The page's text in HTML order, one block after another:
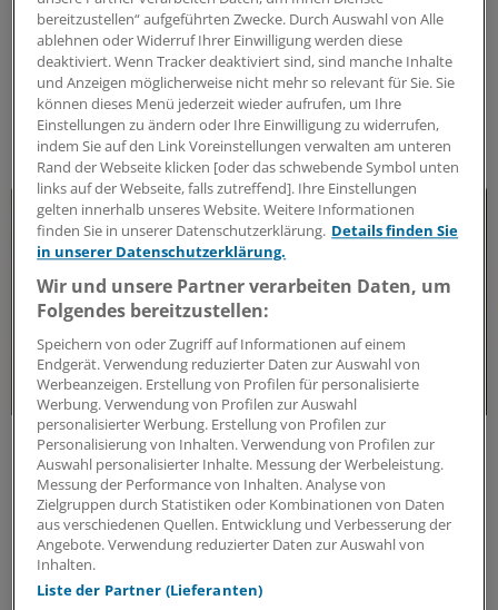
Die EAU hat ihre HWI-Leitlinie aktualisiert.
Änderungen betreffen Klassifikation, Diagnostik und
Therapie der Zystitis. Zudem wird ein weiteres
Antibiotikum als Mittel der 1. Wahl empfohlen.
ANZEIGE | MIP Pharma GmbH
Evidenz, Resistenz & Wirksamkeit
Therapie bei unkomplizierter Zystitis
Aktuelle Erkenntnisse zur Prophylaxe rezidivierender
Harnwegsinfekte, Resistenztrends bei E. coli und zur
Wirksamkeit bewährter Antibiotika – basierend auf
Real-World-Daten und Leitlinienempfehlungen.
ANZEIGE|MIP Pharma GmbH
bereitzustellen“ aufgeführten Zwecke. Durch Auswahl von Alle
ablehnen oder Widerruf Ihrer Einwilligung werden diese
deaktiviert. Wenn Tracker deaktiviert sind, sind manche Inhalte
und Anzeigen möglicherweise nicht mehr so relevant für Sie. Sie
können dieses Menü jederzeit wieder aufrufen, um Ihre
Einstellungen zu ändern oder Ihre Einwilligung zu widerrufen,
indem Sie auf den Link Voreinstellungen verwalten am unteren
Rand der Webseite klicken [oder das schwebende Symbol unten
links auf der Webseite, falls zutreffend]. Ihre Einstellungen
gelten innerhalb unseres Website. Weitere Informationen
finden Sie in unserer Datenschutzerklärung. Details finden Sie
in unserer Datenschutzerklärung.
Wir und unsere Partner verarbeiten Daten, um
Folgendes bereitzustellen:
Speichern von oder Zugriff auf Informationen auf einem
Endgerät. Verwendung reduzierter Daten zur Auswahl von
Werbeanzeigen. Erstellung von Profilen für personalisierte
Werbung. Verwendung von Profilen zur Auswahl
personalisierter Werbung. Erstellung von Profilen zur
Personalisierung von Inhalten. Verwendung von Profilen zur
Auswahl personalisierter Inhalte. Messung der Werbeleistung.
Messung der Performance von Inhalten. Analyse von
Zielgruppen durch Statistiken oder Kombinationen von Daten
aus verschiedenen Quellen. Entwicklung und Verbesserung der
Angebote. Verwendung reduzierter Daten zur Auswahl von
Inhalten.
Liste der Partner (Lieferanten)